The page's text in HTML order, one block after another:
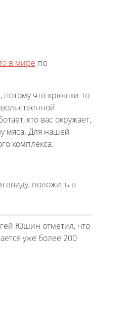
в мире по
потому что хрюшки-то
кто вас окружает,
мяса. Для нашей
комплекса.
ввиду, положить в
Юшин отметил, что
уже более 200